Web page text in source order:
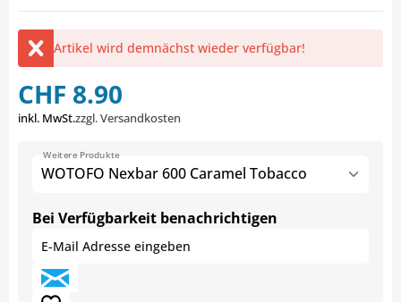
Artikel wird demnächst wieder verfügbar!
CHF 8.90
inkl. MwSt.zzgl. Versandkosten
WOTOFO Nexbar 600 Caramel Tobacco
Weitere Produkte
Bei Verfügbarkeit benachrichtigen